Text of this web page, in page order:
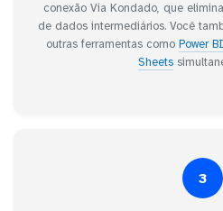
conexão Via Kondado, que
de dados intermediários. Você
outras ferramentas como Power BI
Sheets
3